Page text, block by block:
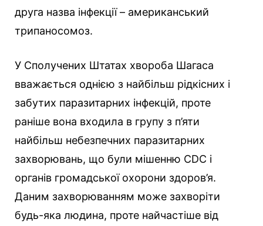
друга назва інфекції – американський
трипаносомоз.
У Сполучених Штатах хвороба Шагаса
вважається однією з найбільш рідкісних і
забутих паразитарних інфекцій, проте
раніше вона входила в групу з п’яти
найбільш небезпечних паразитарних
захворювань, що були мішенню CDC і
органів громадської охорони здоров’я.
Даним захворюванням може захворіти
будь-яка людина, проте найчастіше від